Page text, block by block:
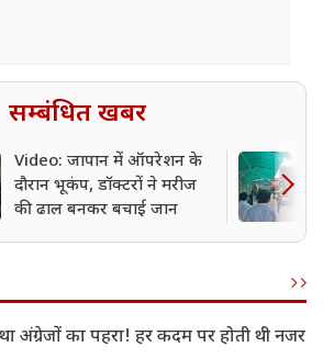
सम्बंधित खबर
Video: जापान में ऑपरेशन के
दौरान भूकंप, डॉक्टरों ने मरीज
की ढाल बनकर बचाई जान
था अंग्रेजों का पहरा! हर कदम पर होती थी नजर